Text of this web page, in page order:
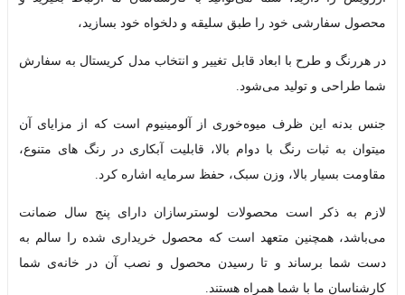
محصول سفارشی خود را طبق سلیقه و دلخواه خود بسازید،
در هررنگ و طرح با ابعاد قابل تغییر و انتخاب مدل کریستال به سفارش
شما طراحی و تولید می‌شود.
جنس بدنه این ظرف میوه‌خوری از آلومینیوم است که از مزایای آن
میتوان به ثبات رنگ با دوام بالا، قابلیت آبکاری در رنگ های متنوع،
مقاومت بسیار بالا، وزن سبک، حفظ سرمایه اشاره کرد.
لازم به ذکر است محصولات لوسترسازان دارای پنج سال ضمانت
می‌باشد، همچنین متعهد است که محصول خریداری شده را سالم به
دست شما برساند و تا رسیدن محصول و نصب آن در خانه‌ی شما
کارشناسان ما با شما همراه هستند.